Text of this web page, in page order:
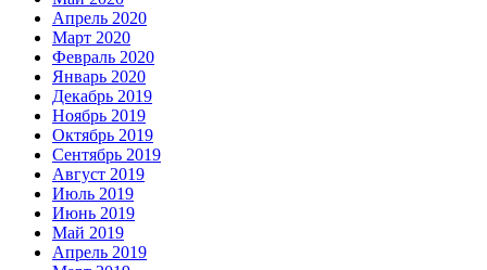
Апрель 2020
Март 2020
Февраль 2020
Январь 2020
Декабрь 2019
Ноябрь 2019
Октябрь 2019
Сентябрь 2019
Август 2019
Июль 2019
Июнь 2019
Май 2019
Апрель 2019